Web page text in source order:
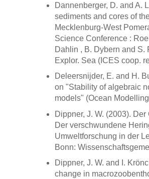
Dannenberger, D. and A.
sediments and cores of
Mecklenburg-West
Science Conference :
Dahlin , B. Dybern and S.
Explor. Sea (ICES coop.
Deleersnijder, E. and H.
on "Stability of algebraic
models" (Ocean
Dippner, J. W. (2003).
Der verschwundene
Umweltforschung in der
Bonn:
Dippner, J. W. and I.
change in